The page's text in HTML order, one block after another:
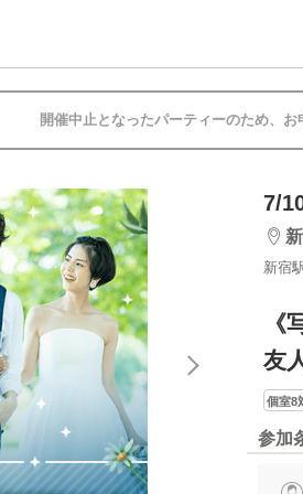
開催中止となったパーティーのため、お
7/
新宿
《
友
個室8
参加